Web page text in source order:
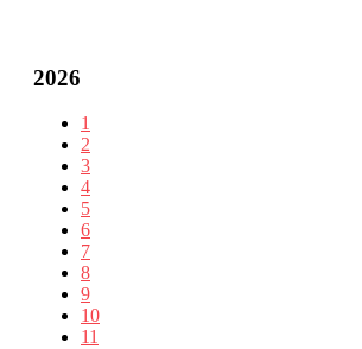
2026
1
2
3
4
5
6
7
8
9
10
11